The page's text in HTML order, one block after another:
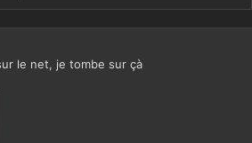
le net, je tombe sur çà